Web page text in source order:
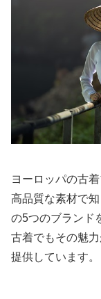
ヨーロッパの古
高品質な素材で
の5つのブランド
古着でもその魅
提供しています。